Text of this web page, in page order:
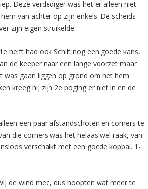
Deze verdediger was het er alleen niet
van achter op zijn enkels. De scheids
zijn eigen struikelde.
helft had ook Schilt nog een goede kans,
de keeper naar een lange voorzet maar
was gaan liggen op grond om het hem
kreeg hij zijn 2e poging er niet in en de
een paar afstandschoten en corners te
die corners was het helaas wel raak, van
verschalkt met een goede kopbal. 1-
de wind mee, dus hoopten wat meer te